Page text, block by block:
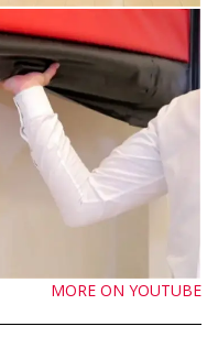
MORE ON YOUTUBE